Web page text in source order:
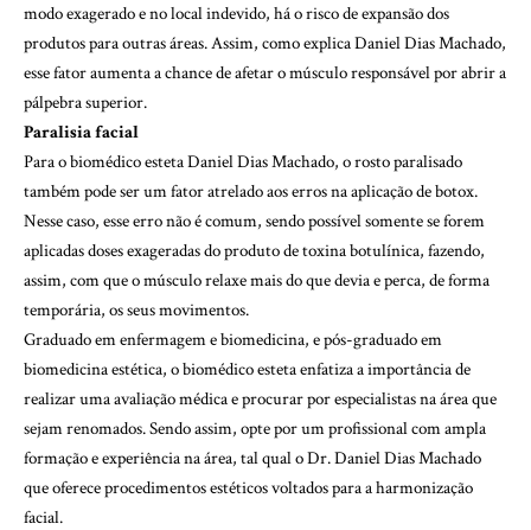
modo exagerado e no local indevido, há o risco de expansão dos
produtos para outras áreas. Assim, como explica Daniel Dias Machado,
esse fator aumenta a chance de afetar o músculo responsável por abrir a
pálpebra superior.
Paralisia facial
Para o biomédico esteta Daniel Dias Machado, o rosto paralisado
também pode ser um fator atrelado aos erros na aplicação de botox.
Nesse caso, esse erro não é comum, sendo possível somente se forem
aplicadas doses exageradas do produto de toxina botulínica, fazendo,
assim, com que o músculo relaxe mais do que devia e perca, de forma
temporária, os seus movimentos.
Graduado em enfermagem e biomedicina, e pós-graduado em
biomedicina estética, o biomédico esteta enfatiza a importância de
realizar uma avaliação médica e procurar por especialistas na área que
sejam renomados. Sendo assim, opte por um profissional com ampla
formação e experiência na área, tal qual o Dr. Daniel Dias Machado
que oferece procedimentos estéticos voltados para a harmonização
facial.